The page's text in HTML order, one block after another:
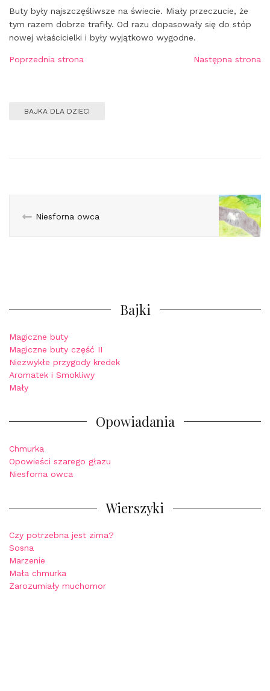
Buty były najszczęśliwsze na świecie. Miały przeczucie, że
tym razem dobrze trafiły. Od razu dopasowały się do stóp
nowej właścicielki i były wyjątkowo wygodne.
Poprzednia strona Następna strona
BAJKA DLA DZIECI
Niesforna owca
Bajki
Magiczne buty
Magiczne buty część II
Niezwykłe przygody kredek
Aromatek i Smokliwy
Mały
Opowiadania
Chmurka
Opowieści szarego głazu
Niesforna owca
Wierszyki
Czy potrzebna jest zima?
Sosna
Marzenie
Mała chmurka
Zarozumiały muchomor